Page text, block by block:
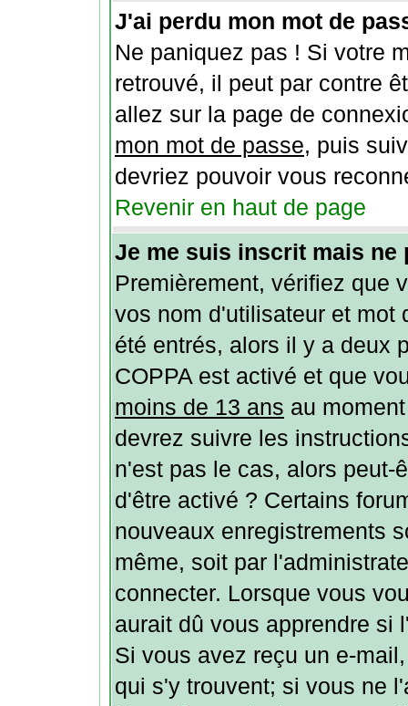
J'ai perdu mon mot de
Ne paniquez pas ! Si votre
retrouvé, il peut par contre
allez sur la page de
mon mot de passe, puis
devriez pouvoir vous
Revenir en haut de page
Je me suis inscrit mais ne
Premièrement, vérifiez que
vos nom d'utilisateur et mot
été entrés, alors il y a deux
COPPA est activé et que
moins de 13 ans au
devrez suivre les
n'est pas le cas, alors peut-
d'être activé ? Certains
nouveaux enregistrements
même, soit par
connecter. Lorsque vous
aurait dû vous apprendre si
Si vous avez reçu un e-
qui s'y trouvent; si vous ne